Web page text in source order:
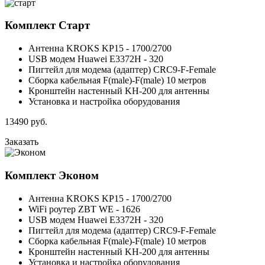
вы имели надежный и бесперебойный интернет.
Комплект Старт
Антенна KROKS KP15 - 1700/2700
USB модем Huawei E3372H - 320
Пигтейл для модема (адаптер) CRC9-F-Female
Сборка кабельная F(male)-F(male) 10 метров
Кронштейн настенный KH-200 для антенны
Установка и настройка оборудования
13490 руб.
Заказать
Комплект Эконом
Антенна KROKS KP15 - 1700/2700
WiFi роутер ZBT WE - 1626
USB модем Huawei E3372H - 320
Пигтейл для модема (адаптер) CRC9-F-Female
Сборка кабельная F(male)-F(male) 10 метров
Кронштейн настенный KH-200 для антенны
Установка и настройка оборудования